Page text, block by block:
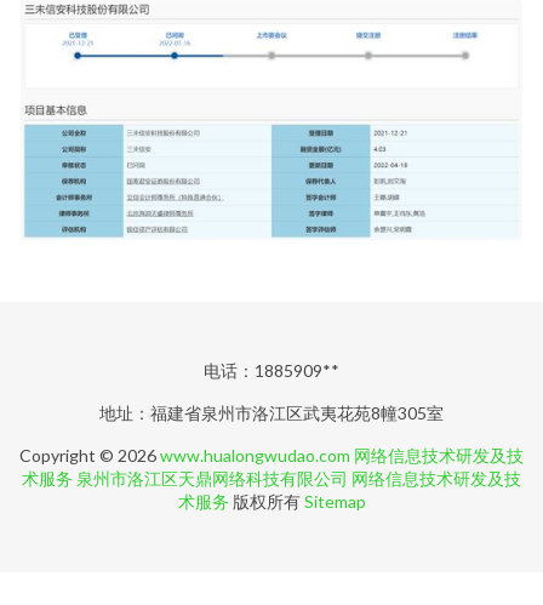
电话：1885909**
地址：福建省泉州市洛江区武夷花苑8幢305室
Copyright © 2026www.hualongwudao.com 网络信息技术研发及技
术服务 泉州市洛江区天鼎网络科技有限公司 网络信息技术研发及技
术服务 版权所有Sitemap